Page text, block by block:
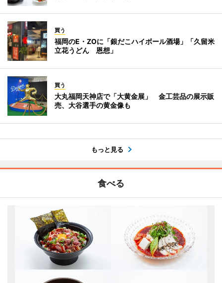
買う
福岡のE・ZOに「銀だこハイボール酒場」「久留米
立花うどん 恩想」
買う
大丸福岡天神店で「大黄金展」 金工芸品の展示販
売、大谷選手の黄金像も
もっと見る
食べる